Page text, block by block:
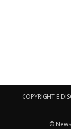
COPYRIGHT E
©